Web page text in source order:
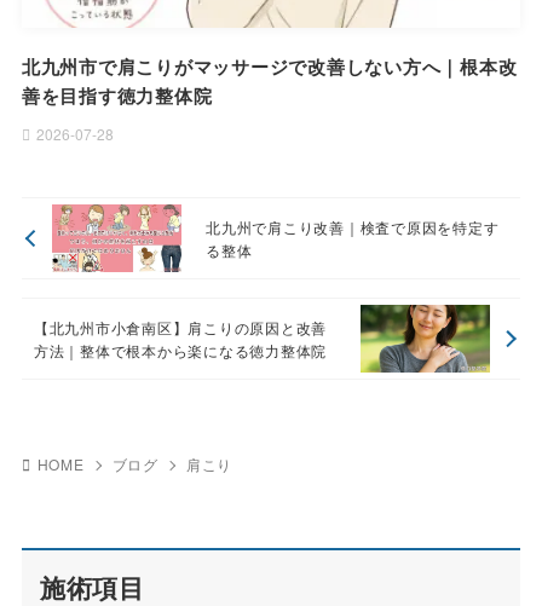
北九州市で肩こりがマッサージで改善しない方へ｜根本改
善を目指す徳力整体院
2026-07-28
北九州で肩こり改善｜検査で原因を特定す
る整体
【北九州市小倉南区】肩こりの原因と改善
方法｜整体で根本から楽になる徳力整体院
HOME ブログ 肩こり
施術項目